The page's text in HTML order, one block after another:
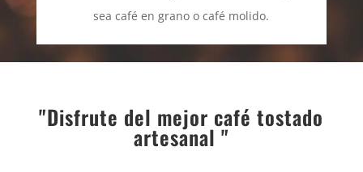
sea café en grano o café molido.
"Disfrute del mejor café tostado
artesanal "